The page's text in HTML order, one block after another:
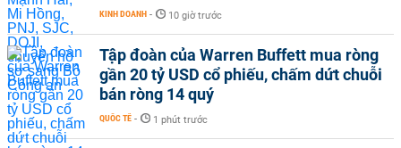
KINH DOANH - 10 giờ trước
Tập đoàn của Warren Buffett mua ròng
gần 20 tỷ USD cổ phiếu, chấm dứt chuỗi
bán ròng 14 quý
QUỐC TẾ - 1 phút trước